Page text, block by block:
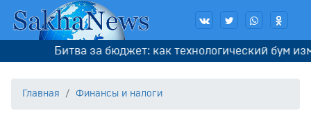
Битва за бюджет: как технологический бум
Главная Финансы и налоги